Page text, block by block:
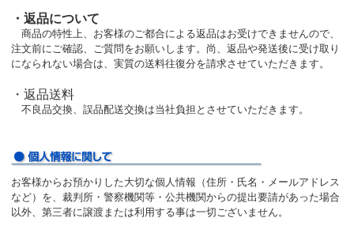
・返品について
商品の特性上、お客様のご都合による返品はお受けできませんので、
注文前にご確認、ご質問をお願いします。尚、返品や発送後に受け取り
になられない場合は、実質の送料往復分を請求させていただきます。
・返品送料
不良品交換、誤品配送交換は当社負担とさせていただきます。
お客様からお預かりした大切な個人情報（住所・氏名・メールアドレス
など）を、裁判所・警察機関等・公共機関からの提出要請があった場合
以外、第三者に譲渡または利用する事は一切ございません。